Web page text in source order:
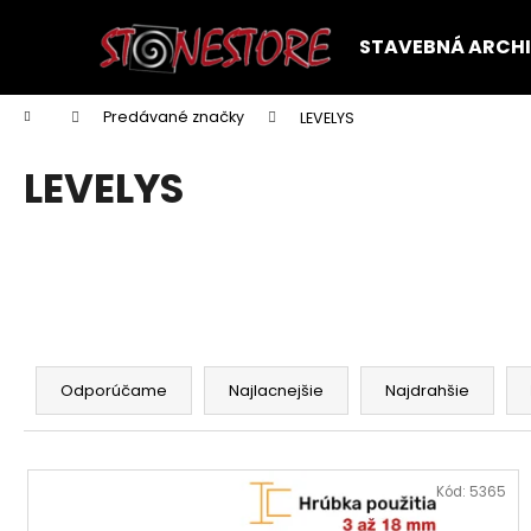
STAVEBNÁ
Domov Predávané značky LEVELYS
LEVELYS
R
d
Odporúčame Najlacnejšie Najdrahšie
V
Kód: 5365
í
Späť
do
obchodu
Späť
do
obchodu